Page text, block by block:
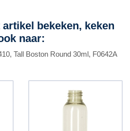
bekeken, keken
naar:
Tall Boston Round 30ml, F0642A